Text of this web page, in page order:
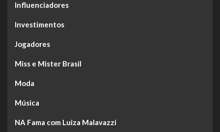
Influenciadores
Investimentos
Jogadores
Miss e Mister Brasil
Moda
Música
NA Fama com Luiza Malavazzi